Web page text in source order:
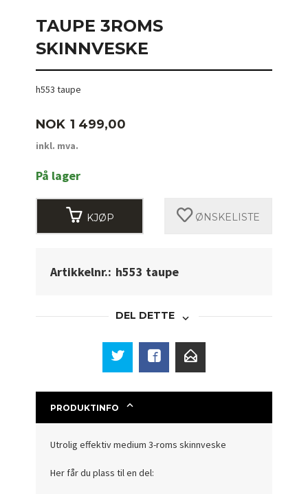
TAUPE 3ROMS
SKINNVESKE
h553 taupe
Pris
NOK 1 499,00
inkl. mva.
På lager
KJØP ØNSKELISTE
Artikkelnr.: h553 taupe
DEL DETTE
PRODUKTINFO
Utrolig effektiv medium 3-roms skinnveske
Her får du plass til en del: